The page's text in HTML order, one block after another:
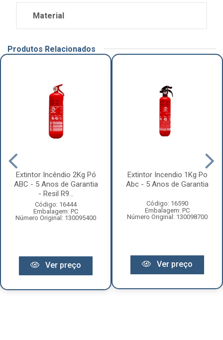
Material
Produtos Relacionados
Extintor Incêndio 2Kg Pó
ABC - 5 Anos de Garantia
- Resil R9...
Código: 16444
Embalagem: PC
Número Original: 130095400
Ver preço
Extintor Incendio 1Kg Po
Abc - 5 Anos de Garantia
Código: 16590
Embalagem: PC
Número Original: 130098700
Ver preço